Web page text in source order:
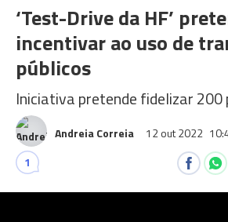
‘Test-Drive da HF’
incentivar ao uso de
públicos
Iniciativa pretende fidelizar 200
Andreia Correia 12 out 2022
1